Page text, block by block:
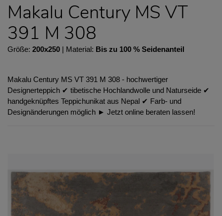
Makalu Century MS VT
391 M 308
Größe: 200x250 | Material: Bis zu 100 % Seidenanteil
Makalu Century MS VT 391 M 308 - hochwertiger
Designerteppich ✔︎ tibetische Hochlandwolle und Naturseide ✔︎
handgeknüpftes Teppichunikat aus Nepal ✔︎ Farb- und
Designänderungen möglich ► Jetzt online beraten lassen!